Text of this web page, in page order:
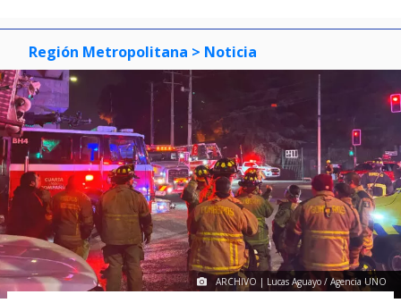
Región Metropolitana > Noticia
ARCHIVO | Lucas Aguayo / Agencia UNO